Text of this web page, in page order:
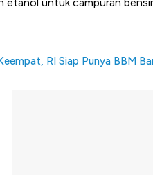
etanol untuk campuran
RI Siap Punya BBM